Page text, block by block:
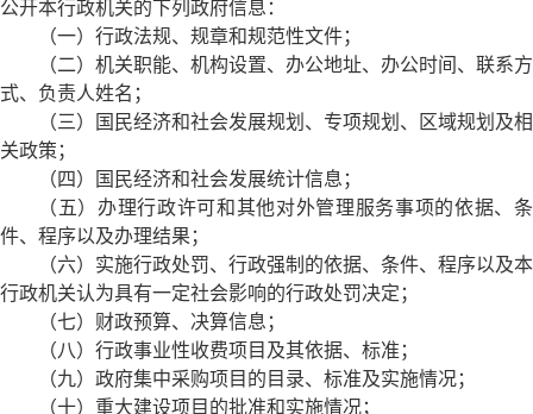
公开本行政机关的下列政府信息：
（一）行政法规、规章和规范性文件；
（二）机关职能、机构设置、办公地址、办公时间、联系方
式、负责人姓名；
（三）国民经济和社会发展规划、专项规划、区域规划及相
关政策；
（四）国民经济和社会发展统计信息；
（五）办理行政许可和其他对外管理服务事项的依据、条
件、程序以及办理结果；
（六）实施行政处罚、行政强制的依据、条件、程序以及本
行政机关认为具有一定社会影响的行政处罚决定；
（七）财政预算、决算信息；
（八）行政事业性收费项目及其依据、标准；
（九）政府集中采购项目的目录、标准及实施情况；
（十）重大建设项目的批准和实施情况；